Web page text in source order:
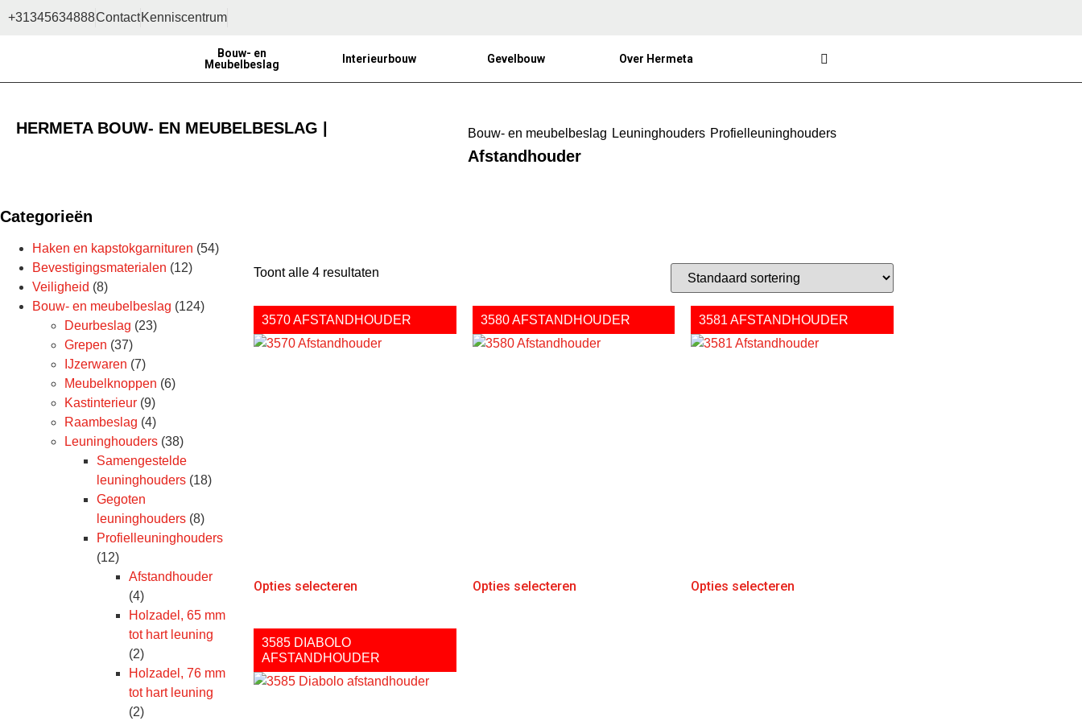
+31345634888ContactKenniscentrum
Bouw- en
Meubelbeslag
Interieurbouw Gevelbouw Over Hermeta
HERMETA BOUW- EN MEUBELBESLAG | Bouw- en meubelbeslag Leuninghouders Profielleuninghouders
Afstandhouder
Categorieën
Haken en kapstokgarnituren (54)
Bevestigingsmaterialen (12)
Veiligheid (8)
Bouw- en meubelbeslag (124)
Deurbeslag (23)
Grepen (37)
IJzerwaren (7)
Meubelknoppen (6)
Kastinterieur (9)
Raambeslag (4)
Leuninghouders (38)
Samengestelde
leuninghouders (18)
Gegoten
leuninghouders (8)
Profielleuninghouders
(12)
Afstandhouder
(4)
Holzadel, 65 mm
tot hart leuning
(2)
Holzadel, 76 mm
tot hart leuning
(2)
Toont alle 4 resultaten
3570 AFSTANDHOUDER
Opties selecteren
3580 AFSTANDHOUDER
Opties selecteren
3581 AFSTANDHOUDER
Opties selecteren
3585 DIABOLO
AFSTANDHOUDER